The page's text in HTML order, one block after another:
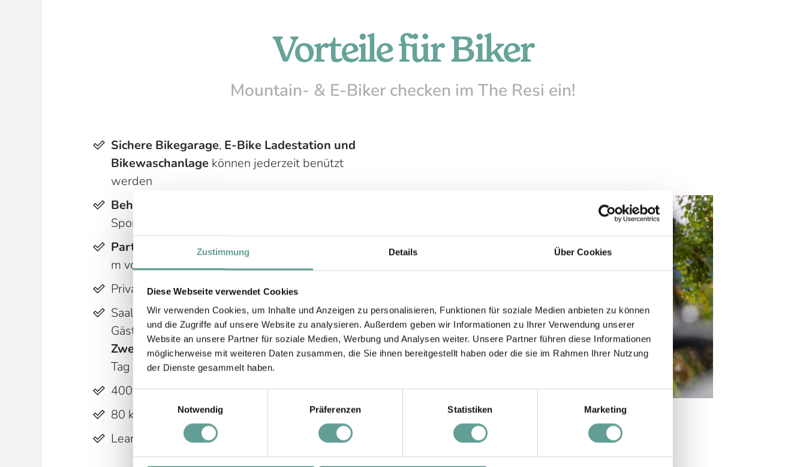
Zustimmung Details Über Cookies
Diese Webseite verwendet Cookies
Wir verwenden Cookies, um Inhalte und Anzeigen zu personalisieren, Funktionen für soziale Medien anbieten zu können
und die Zugriffe auf unsere Website zu analysieren. Außerdem geben wir Informationen zu Ihrer Verwendung unserer
Website an unsere Partner für soziale Medien, Werbung und Analysen weiter. Unsere Partner führen diese Informationen
möglicherweise mit weiteren Daten zusammen, die Sie ihnen bereitgestellt haben oder die sie im Rahmen Ihrer Nutzung
der Dienste gesammelt haben.
Notwendig
Präferenzen Statistiken Marketing
Vorteile für Biker
Mountain- & E-Biker checken im The Resi ein!
Sichere Bikegarage, E-Bike Ladestation und
Bikewaschanlage können jederzeit benützt
werden
Beheizbarer und versperrbarer Schrank
Sportausrüstung (pro Zimmer und Appartement)
Partner-Bikeschule und Bikeshop
m vom Hotel entfernt.
Privattouren mitBikeguidebuchbar
Saalbach-HinterglemmJokercard gratisfür Resi
Gäste
Zwei gratis Bergfahrtenmit einer Seilbahn pro
Tag für Biker und30 % Rabattauf die Tageskarte
400 km MTB-Touren diverser Schwierigkeitsgrade
80 km Lines und Trails
Learn To Ride Park